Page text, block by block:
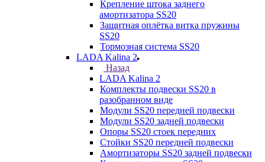
Крепление штока заднего
амортизатора SS20
Защитная оплётка витка пружины
SS20
Тормозная система SS20
LADA Kalina 2
Назад
LADA Kalina 2
Комплекты подвески SS20 в
разобранном виде
Модули SS20 передней подвески
Модули SS20 задней подвески
Опоры SS20 стоек передних
Стойки SS20 передней подвески
Амортизаторы SS20 задней подвески